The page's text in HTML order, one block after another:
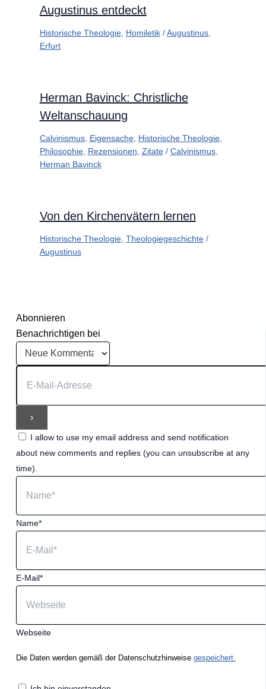
Augustinus entdeckt
Historische Theologie, Homiletik/Augustinus,
Erfurt
Herman Bavinck: Christliche
Weltanschauung
Calvinismus, Eigensache, Historische Theologie,
Philosophie, Rezensionen, Zitate/ Calvinismus,
Herman Bavinck
Von den Kirchenvätern lernen
Historische Theologie, Theologiegeschichte/
Augustinus
Abonnieren
Benachrichtigen bei
I allow to use my email address and send notification
about new comments and replies (you can unsubscribe at any
time).
Name*
E-Mail*
Webseite
Die Daten werden gemäß der Datenschutzhinweise gespeichert.